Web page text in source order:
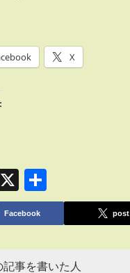
X
Facebook
X
有
Facebook post
記事を書いた人